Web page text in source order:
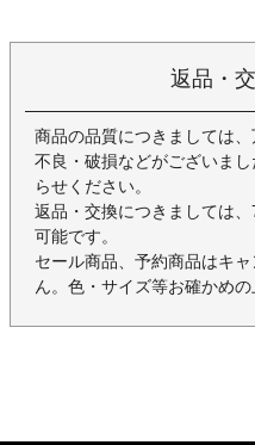
返品・
商品の品質につきましては
不良・破損などがございま
らせください。
返品・交換につきましては
可能です。
セール商品、予約商品はキ
ん。色・サイズ等お確かめの